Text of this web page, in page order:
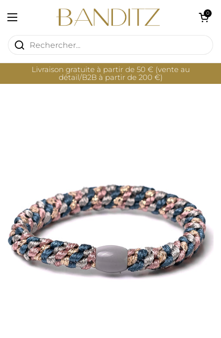
Ouvrir le menu
Ouvrir le
0
Livraison gratuite à partir de 50 € (vente au
détail/B2B à partir de 200 €)